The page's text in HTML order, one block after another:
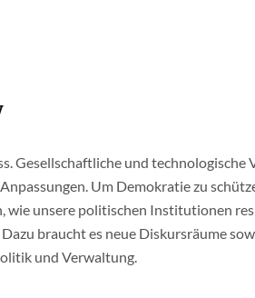
Gesellschaftliche und technologische
Um Demokratie zu
wie unsere politischen Institutionen
braucht es neue Diskursräume
und Verwaltung.